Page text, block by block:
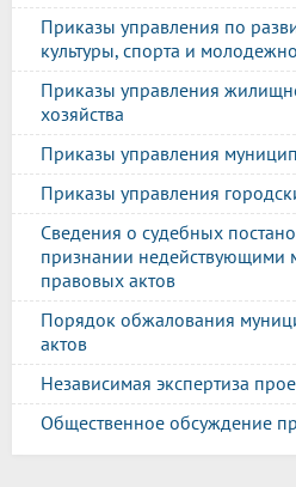
Приказы управления по
культуры, спорта и
Приказы управления
хозяйства
Приказы управления
Приказы управления
Сведения о судебных
признании недействующими
правовых актов
Порядок обжалования
актов
Независимая экспертиза
Общественное обсуждение